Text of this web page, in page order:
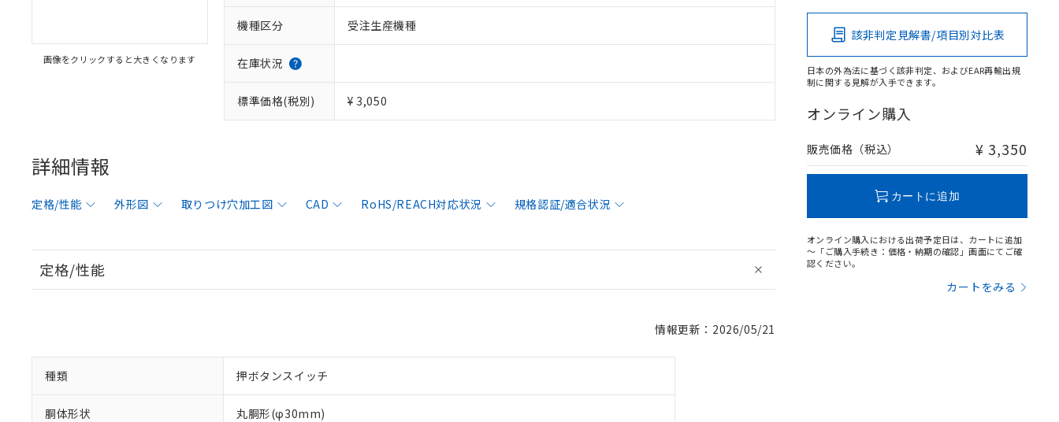
画像をクリックすると大きくなります
機種区分 受注生産機種
在庫状況
標準価格(税別) ¥ 3,050
詳細情報
定格/性能 外形図 取りつけ穴加工図 CAD RoHS/REACH対応状況 規格認証/適合状況
定格/性能
情報更新：2026/05/21
種類 押ボタンスイッチ
胴体形状 丸胴形(φ30mm)
該非判定見解書/項目別対比表
日本の外為法に基づく該非判定、およびEAR再輸出規
制に関する見解が入手できます。
オンライン購入
販売価格（税込） ¥ 3,350
カートに追加
オンライン購入における出荷予定日は、カートに追加
～「ご購入手続き：価格・納期の確認」画面にてご確
認ください。
カートをみる